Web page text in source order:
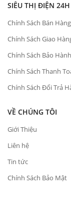
SIÊU THỊ ĐIỆN 24H
Chính Sách Bán Hàng
Chính Sách Giao
Chính Sách Bảo Hành
Chính Sách Thanh
Chính Sách Đổi Trả
VỀ CHÚNG TÔI
Giới Thiệu
Liên hệ
Tin tức
Chính Sách Bảo Mật